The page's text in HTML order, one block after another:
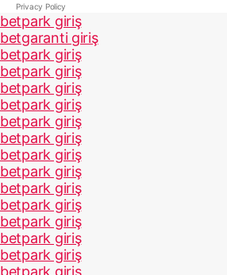
Privacy Policy
betpark giriş
betgaranti giriş
betpark giriş
betpark giriş
betpark giriş
betpark giriş
betpark giriş
betpark giriş
betpark giriş
betpark giriş
betpark giriş
betpark giriş
betpark giriş
betpark giriş
betpark giriş
betpark giriş